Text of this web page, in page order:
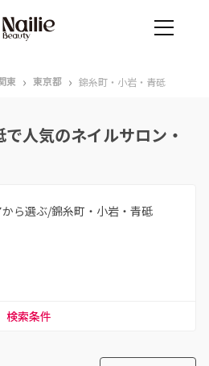
東 › 東京都 › 錦糸町・小岩・青砥
人気のネイルサロン・
ら選ぶ/錦糸町・小岩・青砥
検索条件